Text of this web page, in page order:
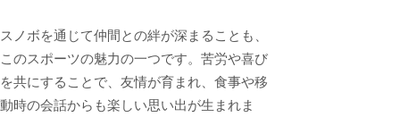
スノボを通じて仲間との絆が深まることも、
このスポーツの魅力の一つです。苦労や喜び
を共にすることで、友情が育まれ、食事や移
動時の会話からも楽しい思い出が生まれま